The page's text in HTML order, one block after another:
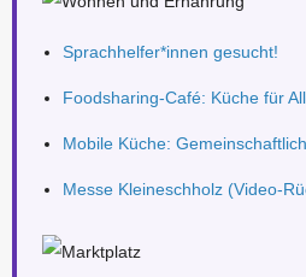
Sprachhelfer*innen gesucht!
Foodsharing-Café: Küche für
Mobile Küche:
Messe Kleineschholz (Video-